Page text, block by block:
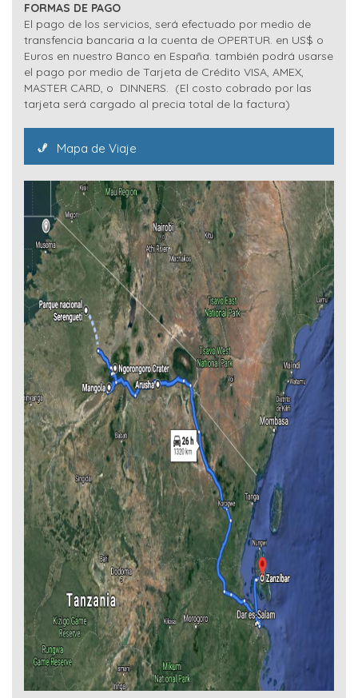
FORMAS DE PAGO
El pago de los servicios, será efectuado por medio de
transfencia bancaria a la cuenta de OPERTUR. en US$ o
Euros en nuestro Banco en España. también podrá usarse
el pago por medio de Tarjeta de Crédito VISA, AMEX,
MASTER CARD, o DINNERS. (El costo cobrado por las
tarjeta será cargado al precia total de la factura)
Mapa de Viaje